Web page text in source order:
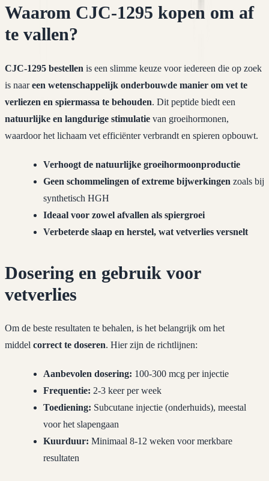
Waarom CJC-1295 kopen om af
te vallen?
CJC-1295 bestellen is een slimme keuze voor iedereen die op zoek
is naareen wetenschappelijk onderbouwde manier om vet te
verliezen en spiermassa te behouden. Dit peptide biedt een
natuurlijke en langdurige stimulatie van groeihormonen,
waardoor het lichaam vet efficiënter verbrandt en spieren opbouwt.
Verhoogt de natuurlijke groeihormoonproductie
Geen schommelingen of extreme bijwerkingen zoals bij
synthetisch HGH
Ideaal voor zowel afvallen als spiergroei
Verbeterde slaap en herstel, wat vetverlies versnelt
Dosering en gebruik voor
vetverlies
Om de beste resultaten te behalen, is het belangrijk om het
middel correct te doseren. Hier zijn de richtlijnen:
Aanbevolen dosering: 100-300 mcg per injectie
Frequentie: 2-3 keer per week
Toediening: Subcutane injectie (onderhuids), meestal
voor het slapengaan
Kuurduur: Minimaal 8-12 weken voor merkbare
resultaten